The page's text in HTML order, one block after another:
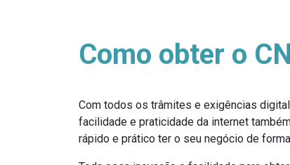
Como obter o
Com todos os trâmites e exigências
facilidade e praticidade da internet
rápido e prático ter o seu negócio de